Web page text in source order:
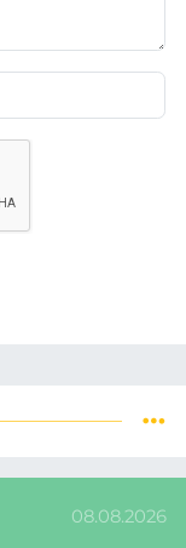
08.08.2026